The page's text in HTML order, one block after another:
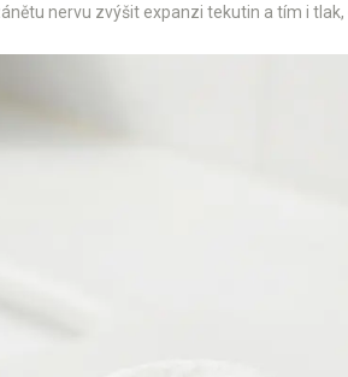
nervu zvýšit expanzi tekutin a tím i tlak,